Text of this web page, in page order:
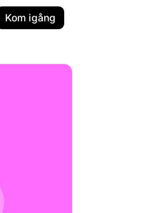
Kom igång